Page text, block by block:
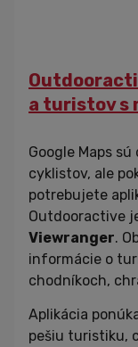
Do
a turistov s
Google Maps
cyklistov, ale
potrebujete
Outdooractive
Viewranger.
informácie o
chodníkoch,
Aplikácia
pešiu turistiku,